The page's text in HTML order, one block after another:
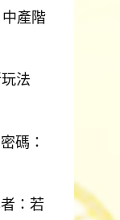
產階
法
碼：
：若